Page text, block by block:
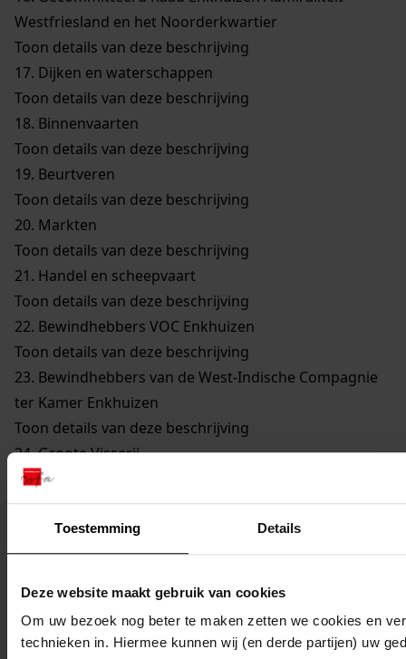
Toestemming Details
Deze website maakt gebruik van cookies
Om uw bezoek nog beter te maken zetten we cookies en
technieken in. Hiermee kunnen wij (en derde partijen) uw
Westfriesland en het Noorderkwartier
Toon details van deze beschrijving
17. Dijken en waterschappen
Toon details van deze beschrijving
18. Binnenvaarten
Toon details van deze beschrijving
19. Beurtveren
Toon details van deze beschrijving
20. Markten
Toon details van deze beschrijving
21. Handel en scheepvaart
Toon details van deze beschrijving
22. Bewindhebbers VOC Enkhuizen
Toon details van deze beschrijving
23. Bewindhebbers van de West-Indische Compagnie
ter Kamer Enkhuizen
Toon details van deze beschrijving
24.Groote Visserij
Toon details van deze beschrijving
25.Walvisvaarders
Toon details van deze beschrijving
26.Gilden en Neringen
Toon details van deze beschrijving